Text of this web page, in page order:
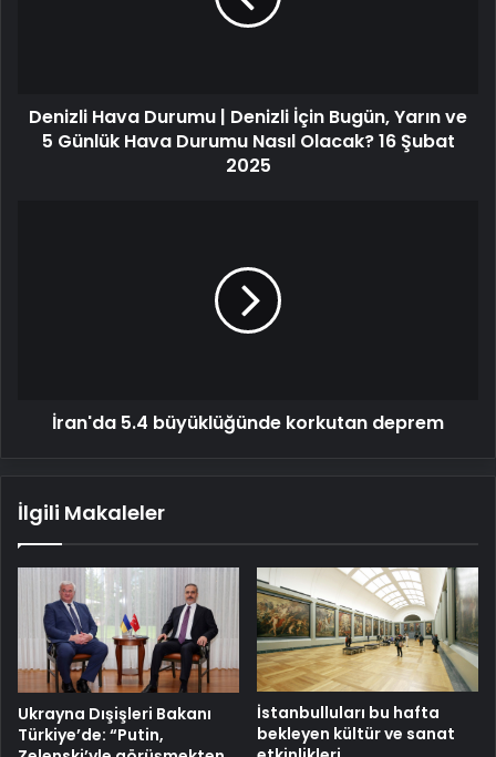
Günlük
Denizli Hava Durumu | Denizli İçin Bugün, Yarın ve
5 Günlük Hava Durumu Nasıl Olacak? 16 Şubat
2025
İran'da 5.4 büyüklüğünde korkutan deprem
İlgili Makaleler
Ukrayna Dışişleri Bakanı
Türkiye’de: “Putin,
İstanbulluları bu hafta
bekleyen kültür ve sanat